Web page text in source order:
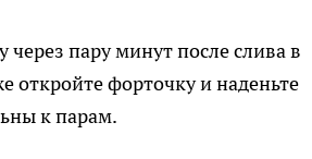
пару минут после слива в
откройте форточку и наденьте
к парам.